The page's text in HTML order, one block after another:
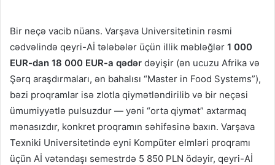
Bir neçə vacib nüans. Varşava Universitetinin rəsmi
cədvəlində qeyri-Aİ tələbələr üçün illik məbləğlər 1 000
EUR-dan 18 000 EUR-a qədər dəyişir (ən ucuzu Afrika və
Şərq araşdırmaları, ən bahalısı “Master in Food Systems”),
bəzi proqramlar isə zlotla qiymətləndirilib və bir neçəsi
ümumiyyətlə pulsuzdur — yəni “orta qiymət” axtarmaq
mənasızdır, konkret proqramın səhifəsinə baxın. Varşava
Texniki Universitetində eyni Kompüter elmləri proqramı
üçün Aİ vətəndaşı semestrdə 5 850 PLN ödəyir, qeyri-Aİ